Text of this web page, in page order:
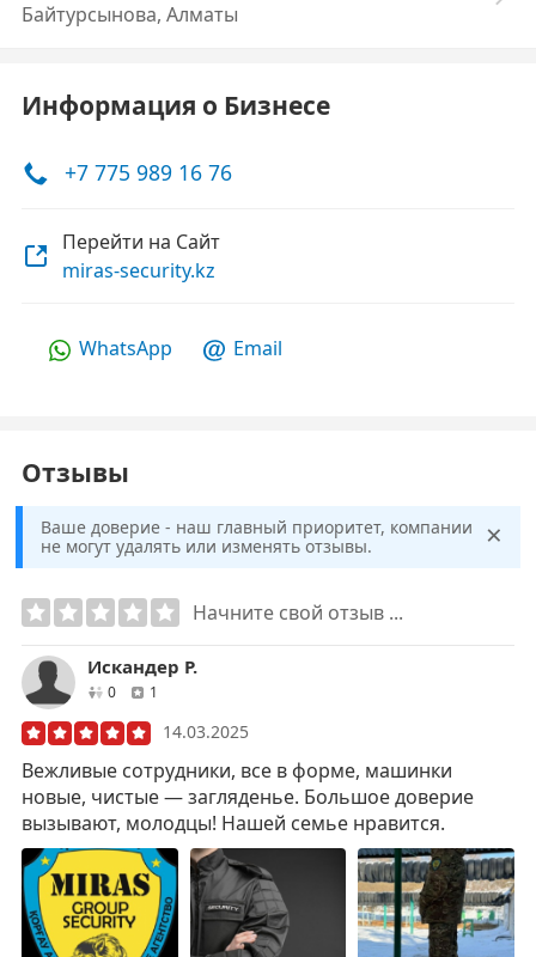
Байтурсынова, Алматы
Информация о Бизнесе
+7 775 989 16 76
Перейти на Сайт
miras-security.kz
WhatsApp Email
Отзывы
Ваше доверие - наш главный приоритет, компании
не могут удалять или изменять отзывы.
×
Начните свой отзыв ...
Искандер Р.
0друзей1
14.03.2025
Вежливые сотрудники, все в форме, машинки
новые, чистые — загляденье. Большое доверие
вызывают, молодцы! Нашей семье нравится.